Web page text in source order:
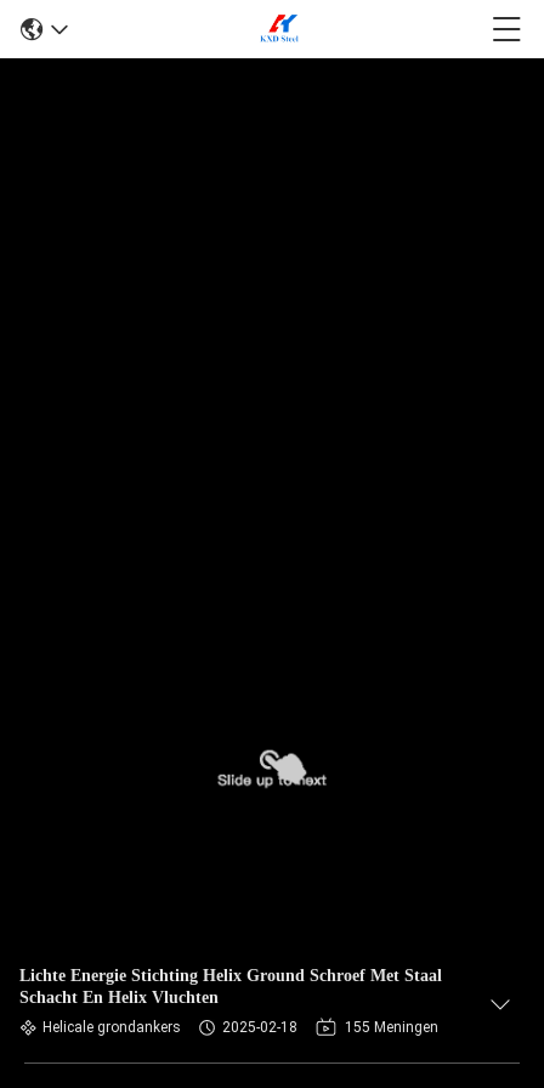
Lichte Energie Stichting Helix Ground Schroef Met Staal
Schacht En Helix Vluchten
Helicale grondankers 2025-02-18 155 Meningen